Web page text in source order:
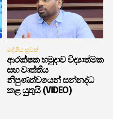
දේශීය පුවත්
ආරක්ෂක හමුදාව විද්‍යාත්මක
සහ වෘත්තීය
නිපුණත්වයෙන් සන්නද්ධ
කළ යුතුයි (VIDEO)